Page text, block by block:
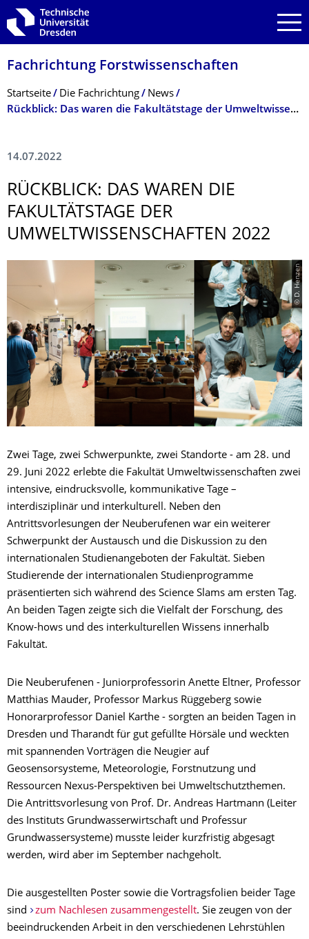
Zur Hauptnavigation springen
Zur Suche springen
Zum Inhalt springen
Fachrichtung Forstwissenschaf­ten
Breadcrumb-Menü
Startseite Die Fachrichtung
News
Rückblick: Das waren die Fakultätstage der Umweltwissenschaften 2022
14.07.2022
RÜCKBLICK: DAS WAREN DIE
FAKULTÄTSTAGE DER
UMWELTWISSEN­SCHAFTEN 2022
© D. Henzen
Zwei Tage, zwei Schwerpunkte, zwei Standorte - am 28. und
29. Juni 2022 erlebte die Fakultät Umweltwissenschaften zwei
intensive, eindrucksvolle, kommunikative Tage –
interdisziplinär und interkulturell. Neben den
Antrittsvorlesungen der Neuberufenen war ein weiterer
Schwerpunkt der Austausch und die Diskussion zu den
internationalen Studienangeboten der Fakultät. Sieben
Studierende der internationalen Studienprogramme
präsentierten sich während des Science Slams am ersten Tag.
An beiden Tagen zeigte sich die Vielfalt der Forschung, des
Know-hows und des interkulturellen Wissens innerhalb
Fakultät.
Die Neuberufenen - Juniorprofessorin Anette Eltner, Professor
Matthias Mauder, Professor Markus Rüggeberg sowie
Honorarprofessor Daniel Karthe - sorgten an beiden Tagen in
Dresden und Tharandt für gut gefüllte Hörsäle und weckten
mit spannenden Vorträgen die Neugier auf
Geosensorsysteme, Meteorologie, Forstnutzung und
Ressourcen Nexus-Perspektiven bei Umweltschutzthemen.
Die Antrittsvorlesung von Prof. Dr. Andreas Hartmann (Leiter
des Instituts Grundwasserwirtschaft und Professur
Grundwassersysteme) musste leider kurzfristig abgesagt
werden, wird aber im September nachgeholt.
Die ausgestellten Poster sowie die Vortragsfolien beider Tage
sind
zum Nachlesen zusammengestellt. Sie zeugen von der
beeindruckenden Arbeit in den verschiedenen Lehrstühlen